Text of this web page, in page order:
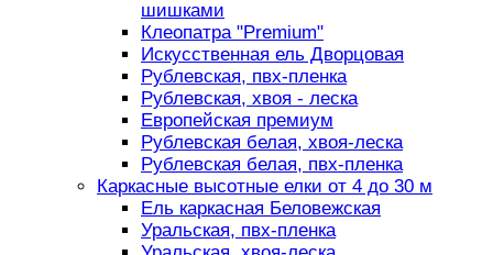
шишками
Клеопатра "Premium"
Искусственная ель Дворцовая
Рублевская, пвх-пленка
Рублевская, хвоя - леска
Европейская премиум
Рублевская белая, хвоя-леска
Рублевская белая, пвх-пленка
Каркасные высотные елки от 4 до 30 м
Ель каркасная Беловежская
Уральская, пвх-пленка